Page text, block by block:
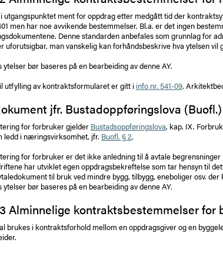
utgangspunktet ment for oppdrag etter medgått tid der
men har noe avvikende bestemmelser. Bl.a. er det ingen
Denne standarden anbefales som grunnlag for
uforutsigbar, man vanskelig kan forhåndsbeskrive hva ytelsen
ytelser bør baseres på en bearbeiding av denne AY.
utfylling av kontraktsformularet er gitt i info nr. 541-09.
jfr. Bustadoppføringslova (Buofl.)
for forbruker gjelder Bustadsoppføringslova, kap. IX.
ledd i næringsvirksomhet, jfr. Buofl. § 2.
for forbruker er det ikke anledning til å avtale
har utviklet egen oppdragsbekreftelse som tar hensyn til
til bruk ved mindre bygg, tilbygg, eneboliger osv.
ytelser bør baseres på en bearbeiding av denne AY.
Alminnelige kontraktsbestemmelser for
brukes i kontraktsforhold mellom en oppdragsgiver og en